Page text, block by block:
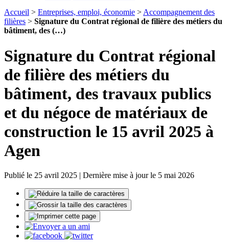
Accueil > Entreprises, emploi, économie >Accompagnement des
filières > Signature du Contrat régional de filière des métiers du
bâtiment, des (…)
Signature du Contrat régional
de filière des métiers du
bâtiment, des travaux publics
et du négoce de matériaux de
construction le 15 avril 2025 à
Agen
Publié le 25 avril 2025 | Dernière mise à jour le 5 mai 2026